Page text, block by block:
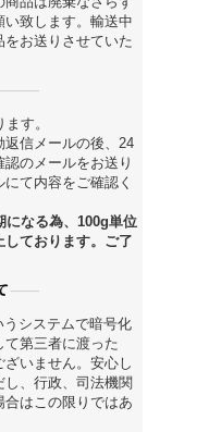
い致します。輸送中
お送りさせていた
す。
返信メールの後、24
のメールをお送り
て内容をご確認く
なる為、100g単位
ております。ご了
システムで暗号化
て第三者に渡った
いません。安心し
、行政、司法機関
はこの限りではあ